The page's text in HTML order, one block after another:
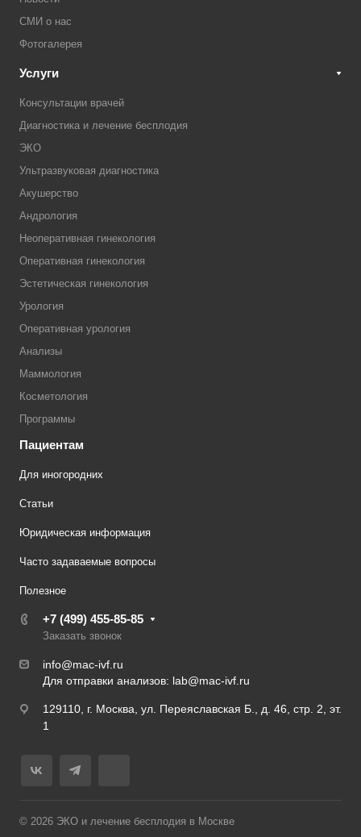
СМИ о нас
Фотогалерея
Услуги
Консультации врачей
Диагностика и лечение бесплодия
ЭКО
Ультразвуковая диагностика
Акушерство
Андрология
Неоперативная гинекология
Оперативная гинекология
Эстетическая гинекология
Урология
Оперативная урология
Анализы
Маммология
Косметология
Программы
Пациентам
Для иногородних
Статьи
Юридическая информация
Часто задаваемые вопросы
Полезное
+7 (499) 455-85-85
Заказать звонок
info@mac-ivf.ru
Для отправки анализов: lab@mac-ivf.ru
129110, г. Москва, ул. Переяславская Б., д. 46, стр. 2, эт.
1
© 2026 ЭКО и лечение бесплодия в Москве